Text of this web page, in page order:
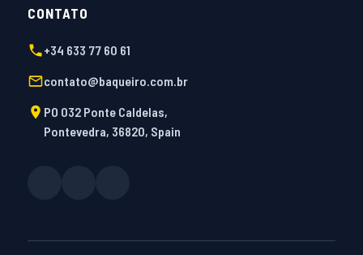
CONTATO
+34 633 77 60 61
contato@baqueiro.com.br
PO 032 Ponte Caldelas,
Pontevedra, 36820, Spain